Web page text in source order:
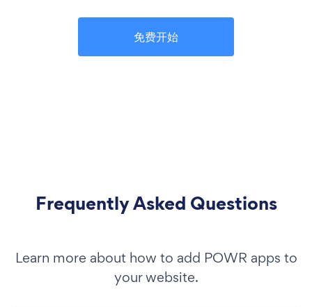
免费开始
Frequently Asked Questions
Learn more about how to add POWR apps to
your website.